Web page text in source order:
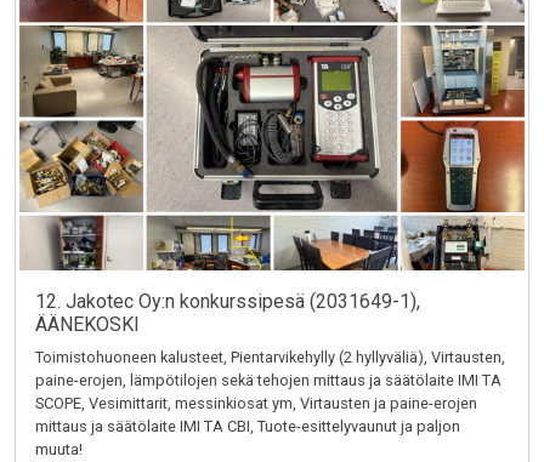
12. Jakotec Oy:n konkurssipesä (2031649-1),
ÄÄNEKOSKI
Toimistohuoneen kalusteet, Pientarvikehylly (2 hyllyväliä), Virtausten,
paine-erojen, lämpötilojen sekä tehojen mittaus ja säätölaite IMI TA
SCOPE, Vesimittarit, messinkiosat ym, Virtausten ja paine-erojen
mittaus ja säätölaite IMI TA CBI, Tuote-esittelyvaunut ja paljon
muuta!